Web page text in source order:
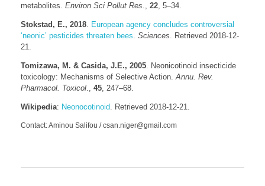
metabolites. Environ Sci Pollut Res., 22, 5–34.
Stokstad, E., 2018. European agency concludes controversial
‘neonic’ pesticides threaten bees. Sciences. Retrieved 2018-12-
21.
Tomizawa, M. & Casida, J.E., 2005. Neonicotinoid insecticide
toxicology: Mechanisms of Selective Action.Annu. Rev.
Pharmacol. Toxicol., 45, 247–68.
Wikipedia: Neonocotinoid. Retrieved 2018-12-21.
Contact: Aminou Salifou / csan.niger@gmail.com